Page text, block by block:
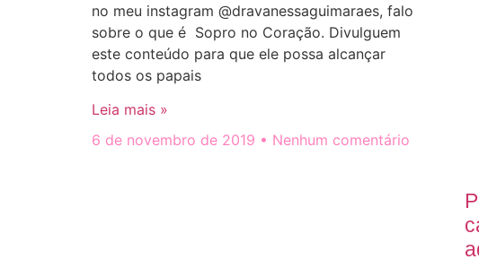
no meu instagram @dravanessaguimaraes, falo
sobre o que é Sopro no Coração. Divulguem
este conteúdo para que ele possa alcançar
todos os papais
Leia mais »
6 de novembro de 2019
Nenhum comentário